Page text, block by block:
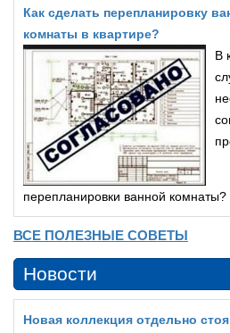
Как сделать перепланировку
комнаты в квартире?
В
перепланировки ванной комнаты?
ВСЕ ПОЛЕЗНЫЕ СОВЕТЫ
Новости
Новая коллекция отдельно